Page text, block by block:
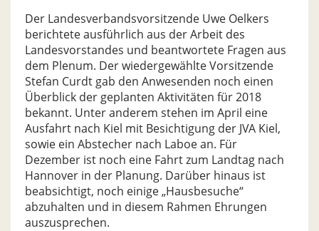
Der Landesverbandsvorsitzende Uwe Oelkers
berichtete ausführlich aus der Arbeit des
Landesvorstandes und beantwortete Fragen aus
dem Plenum. Der wiedergewählte Vorsitzende
Stefan Curdt gab den Anwesenden noch einen
Überblick der geplanten Aktivitäten für 2018
bekannt. Unter anderem stehen im April eine
Ausfahrt nach Kiel mit Besichtigung der JVA Kiel,
sowie ein Abstecher nach Laboe an. Für
Dezember ist noch eine Fahrt zum Landtag nach
Hannover in der Planung. Darüber hinaus ist
beabsichtigt, noch einige „Hausbesuche“
abzuhalten und in diesem Rahmen Ehrungen
auszusprechen.